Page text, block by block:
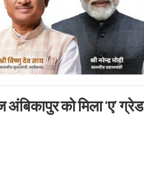
को मिला ‘ए’ ग्रेड